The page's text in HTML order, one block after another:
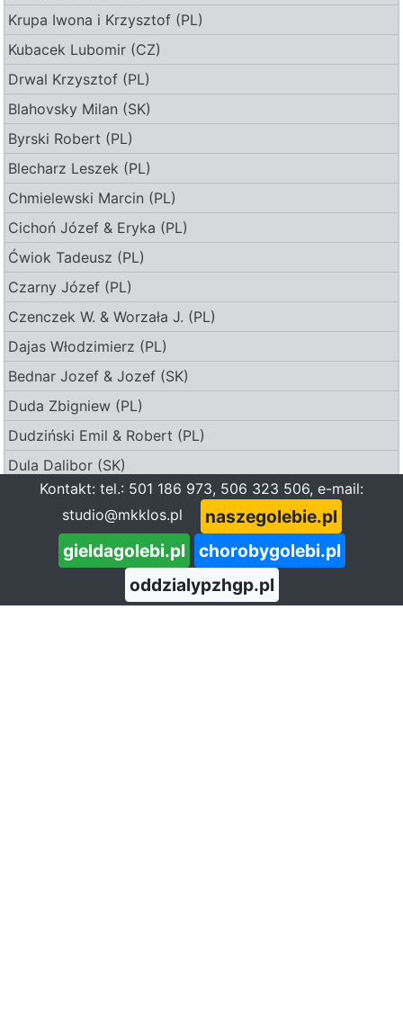
Krupa Iwona i Krzysztof (PL)
Kubacek Lubomir (CZ)
Drwal Krzysztof (PL)
Blahovsky Milan (SK)
Byrski Robert (PL)
Blecharz Leszek (PL)
Chmielewski Marcin (PL)
Cichoń Józef & Eryka (PL)
Ćwiok Tadeusz (PL)
Czarny Józef (PL)
Czenczek W. & Worzała J. (PL)
Dajas Włodzimierz (PL)
Bednar Jozef & Jozef (SK)
Duda Zbigniew (PL)
Dudziński Emil & Robert (PL)
Dula Dalibor (SK)
Dulak Peter (SK)
Durkiewicz P. & Kuberski A. (PL)
Dymitrowscy Jerzy & Maciej (PL)
Ernest Henryk (PL)Zbiór: Krakowski Andrzej (PL)
Opis:Gołębie z hodowli Krakowski Andrzej.
Kontakt: tel.: 501 186 973, 506 323 506, e-mail:
studio@mkklos.pl
naszegolebie.pl
gieldagolebi.pl
chorobygolebi.pl
oddzialypzhgp.pl